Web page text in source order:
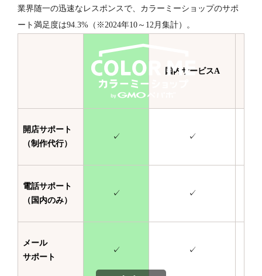
業界随一の迅速なレスポンスで、カラーミーショップのサポ
ート満足度は94.3%（※2024年10～12月集計）。
国内サービスA
開店サポート
（制作代行）
✓ ✓
電話サポート
（国内のみ）
✓ ✓
メール
サポート
✓ ✓